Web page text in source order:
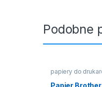
Podobne
papiery do
Papier